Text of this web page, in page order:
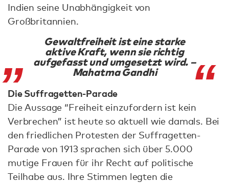
Indien seine Unabhängigkeit von
Großbritannien.
Gewaltfreiheit ist eine starke
aktive Kraft, wenn sie richtig
aufgefasst und umgesetzt wird. –
Mahatma Gandhi
Die Suffragetten-Parade
Die Aussage “Freiheit einzufordern ist kein
Verbrechen” ist heute so aktuell wie damals. Bei
den friedlichen Protesten der Suffragetten-
Parade von 1913 sprachen sich über 5.000
mutige Frauen für ihr Recht auf politische
Teilhabe aus. Ihre Stimmen legten die